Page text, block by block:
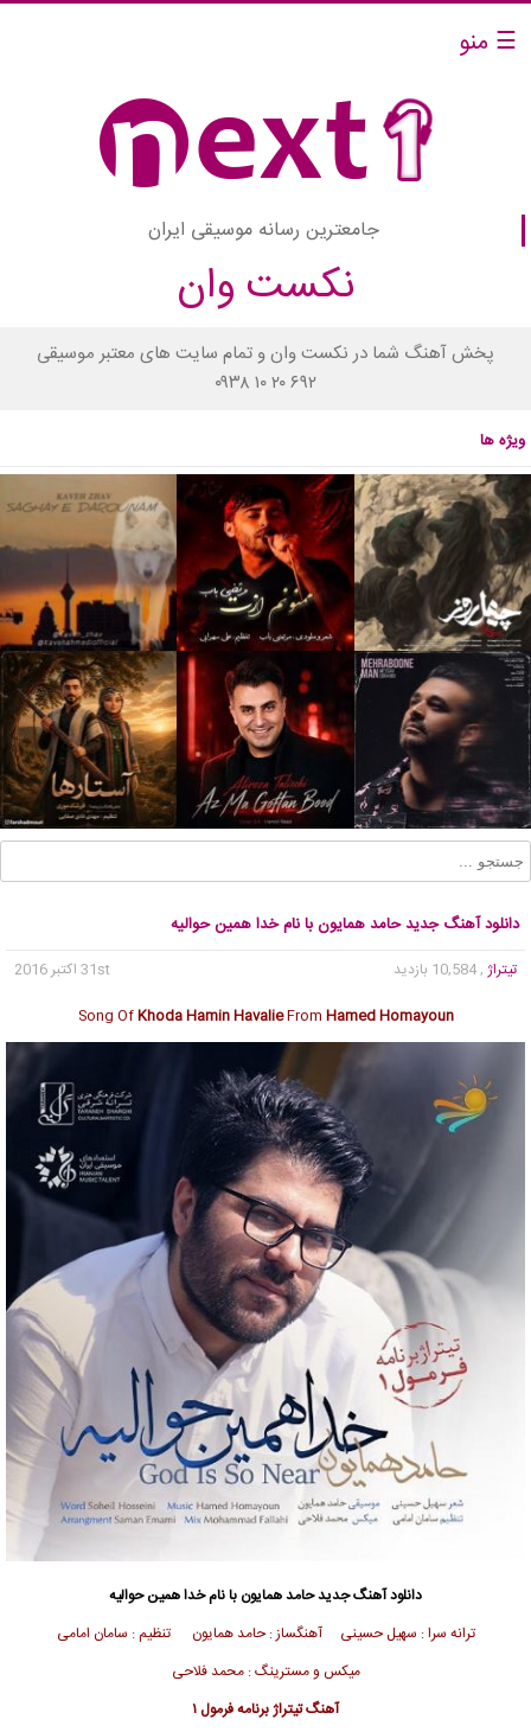
☰ منو
جامعترین رسانه موسیقی ایران
نکست وان
پخش آهنگ شما در نکست وان و تمام سایت های معتبر موسیقی
۰۹۳۸ ۱۰ ۲۰ ۶۹۲
ویژه ها
دانلود آهنگ جدید حامد همایون با نام خدا همین حوالیه
تیتراژ , 10,584 بازدید
31st اکتبر 2016
Song OfKhoda Hamin HavalieFrom Hamed Homayoun
دانلود آهنگ جدیدحامد همایون با نام خدا همین حوالیه
ترانه سرا : سهیل حسینی آهنگساز : حامد همایون تنظیم : سامان امامی
میکس و مسترینگ : محمد فلاحی
آهنگ تیتراژ برنامه فرمول ۱